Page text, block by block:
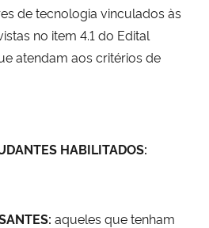
de tecnologia vinculados às
no item 4.1 do Edital
atendam aos critérios de
HABILITADOS:
aqueles que tenham